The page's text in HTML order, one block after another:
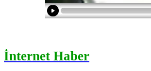
İnternet Haber